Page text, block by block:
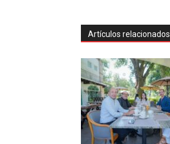
Artículos relacionados